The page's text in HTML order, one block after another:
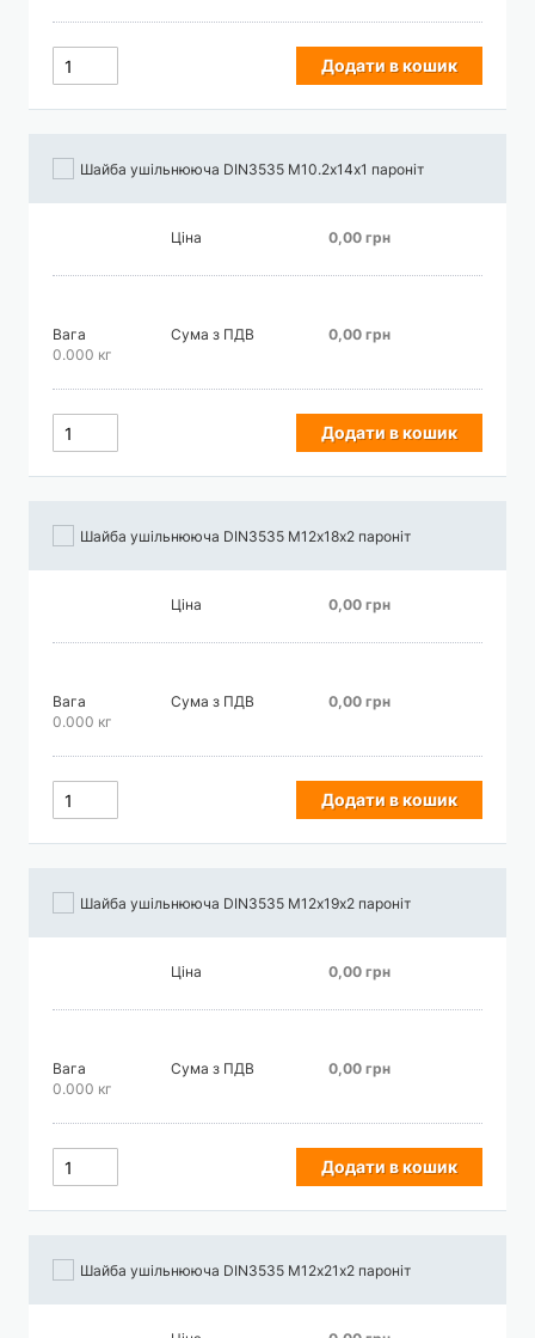
Додати в кошик
Шайба ушільнююча DIN3535 М10.2х14х1 пароніт
Ціна 0,00 грн
Вага
0.000 кг
Сума з ПДВ 0,00 грн
Додати в кошик
Шайба ушільнююча DIN3535 М12х18х2 пароніт
Ціна 0,00 грн
Вага
0.000 кг
Сума з ПДВ 0,00 грн
Додати в кошик
Шайба ушільнююча DIN3535 М12х19х2 пароніт
Ціна 0,00 грн
Вага
0.000 кг
Сума з ПДВ 0,00 грн
Додати в кошик
Шайба ушільнююча DIN3535 М12х21х2 пароніт